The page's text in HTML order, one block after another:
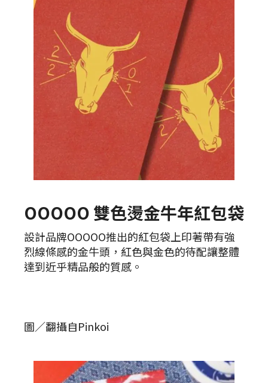
OOOOO 雙色燙金牛年紅包袋
設計品牌OOOOO推出的紅包袋上印著帶有強
烈線條感的金牛頭，紅色與金色的待配讓整體
達到近乎精品般的質感。
圖／翻攝自Pinkoi